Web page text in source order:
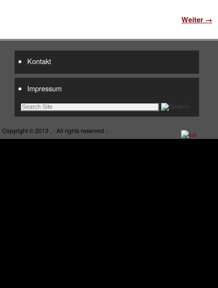
Weiter →
Kontakt
Impressum
Copyright © 2013 , - All rights reserved -